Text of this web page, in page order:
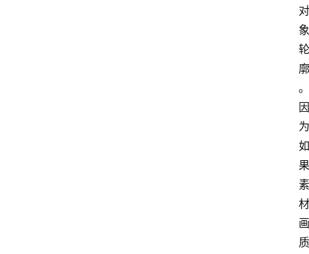
对
象
轮
廓
。
因
为
如
果
素
材
画
质